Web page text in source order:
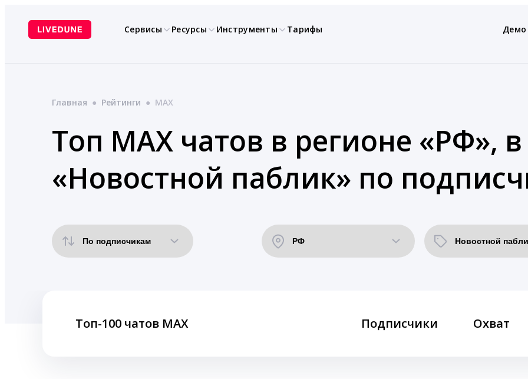
содержимому
Сервисы Ресурсы Инструменты Тарифы Демо
Главная ● Рейтинги ● MAX
Топ MAX чатов в регионе «РФ»,
«Новостной паблик» по
Топ-100 чатов MAX Подписчики Охват